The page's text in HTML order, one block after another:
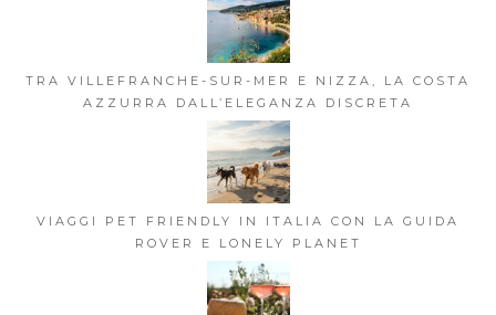
TRA VILLEFRANCHE-SUR-MER E NIZZA, LA COSTA
AZZURRA DALL’ELEGANZA DISCRETA
VIAGGI PET FRIENDLY IN ITALIA CON LA GUIDA
ROVER E LONELY PLANET